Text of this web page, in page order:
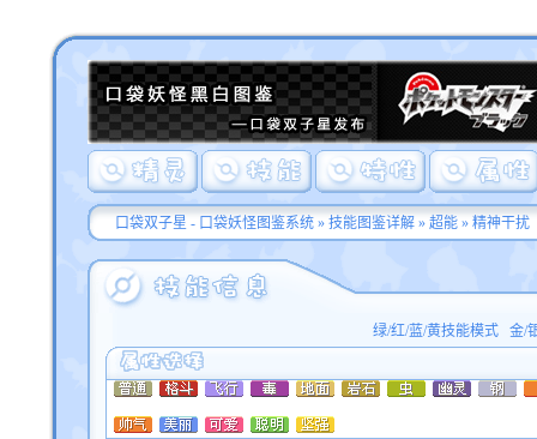
口袋双子星 - 口袋妖怪图鉴系统» 技能图鉴详解» 超能» 精神干扰
绿/红/蓝/黄技能模式 金/